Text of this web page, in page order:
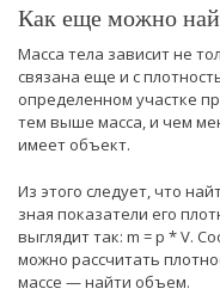
Как еще можно
Масса тела зависит не
связана еще и с
определенном участке
тем выше масса, и чем
имеет объект.
Из этого следует, что
зная показатели его
выглядит так: m = p * V.
можно рассчитать
массе — найти объем.